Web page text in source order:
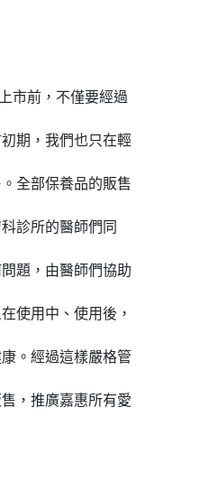
市前，不僅要經過
期，我們也只在輕
全部保養品的販售
診所的醫師們同
題，由醫師們協助
使用中、使用後，
。經過這樣嚴格管
，推廣嘉惠所有愛